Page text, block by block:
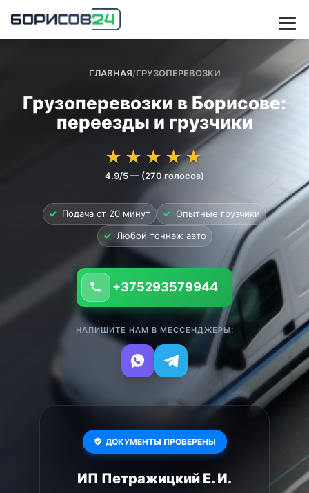
ГЛАВНАЯ/ГРУЗОПЕРЕВОЗКИ
Грузоперевозки в Борисове:
переезды и грузчики
★★★★★
★★★★★
★ ★ ★ ★★
4.9/5 — (270 голосов)
✓ Подача от 20 минут ✓ Опытные грузчики
✓ Любой тоннаж авто
+375293579944
НАПИШИТЕ НАМ В МЕССЕНДЖЕРЫ:
ДОКУМЕНТЫ ПРОВЕРЕНЫ
ИП Петражицкий Е. И.